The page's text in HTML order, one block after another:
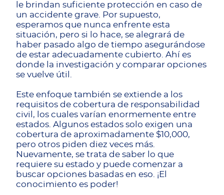
le brindan suficiente protección en caso de
un accidente grave. Por supuesto,
esperamos que nunca enfrente esta
situación, pero si lo hace, se alegrará de
haber pasado algo de tiempo asegurándose
de estar adecuadamente cubierto. Ahí es
donde la investigación y comparar opciones
se vuelve útil.
Este enfoque también se extiende a los
requisitos de cobertura de responsabilidad
civil, los cuales varían enormemente entre
estados. Algunos estados solo exigen una
cobertura de aproximadamente $10,000,
pero otros piden diez veces más.
Nuevamente, se trata de saber lo que
requiere su estado y puede comenzar a
buscar opciones basadas en eso. ¡El
conocimiento es poder!